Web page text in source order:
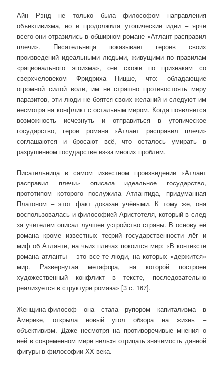
Айн Рэнд не только была философом направления
объективизма, но и продолжила утопические идеи – ярче
всего они отразились в обширном романе «Атлант расправил
плечи». Писательница показывает героев своих
произведений идеальными людьми, живущими по правилам
«рационального эгоизма», они схожи по признакам со
сверхчеловеком Фридриха Ницше, что: обладающие
огромной силой воли, им не страшно противостоять миру
паразитов, эти люди не боятся своих желаний и следуют им
несмотря на конфликт с остальным миром. Когда появляется
возможность исчезнуть и отправиться в утопическое
государство, герои романа «Атлант расправил плечи»
соглашаются и бросают всё, что осталось умирать в
разрушенном государстве из-за многих проблем.
Писательница в самом известном произведении «Атлант
расправил плечи» описала идеальное государство,
прототипом которого послужила Атлантида, придуманная
Платоном – этот факт доказан учёными. К тому же, она
воспользовалась и философией Аристотеля, который в след
за учителем описал лучшее устройство страны. В основу её
романа кроме известных теорий государственности лёг и
миф об Атланте, на чьих плечах покоится мир: «В контексте
романа атланты – это все те люди, на которых «держится»
мир. Развернутая метафора, на которой построен
художественный конфликт в тексте, последовательно
реализуется в структуре романа» [3 с. 167].
Женщина-философ она стала рупором капитализма в
Америке, открыла новый угол обзора на жизнь –
объективизм. Даже несмотря на противоречивые мнения о
ней в современном мире нельзя отрицать значимость данной
фигуры в философии XX века.